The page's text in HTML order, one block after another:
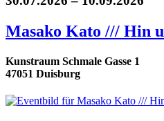
Masako Kato /// Hin
Kunstraum Schmale Gasse 1
47051 Duisburg